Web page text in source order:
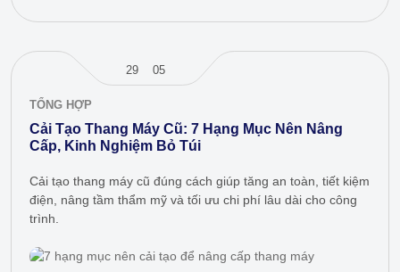
29 05
TỔNG HỢP
Cải Tạo Thang Máy Cũ: 7 Hạng Mục Nên Nâng
Cấp, Kinh Nghiệm Bỏ Túi
Cải tạo thang máy cũ đúng cách giúp tăng an toàn, tiết kiệm
điện, nâng tầm thẩm mỹ và tối ưu chi phí lâu dài cho công
trình.